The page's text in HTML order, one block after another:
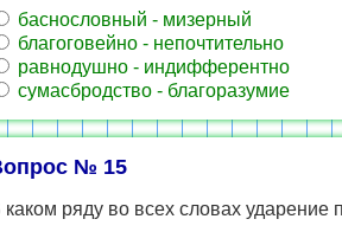
баснословный - мизерный
благоговейно - непочтительно
равнодушно - индифферентно
сумасбродство - благоразумие
№ 15
каком ряду во всех словах ударение